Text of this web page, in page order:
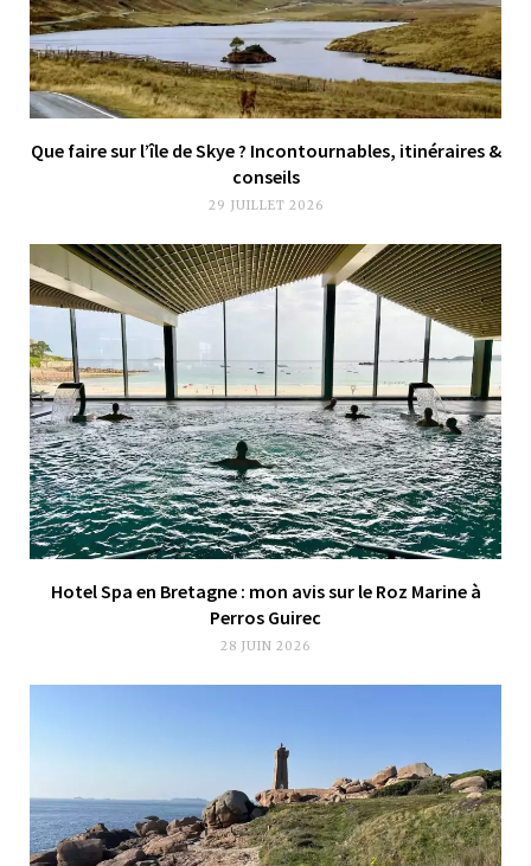
Que faire sur l’île de Skye ? Incontournables, itinéraires &
conseils
29 JUILLET 2026
Hotel Spa en Bretagne : mon avis sur le Roz Marine à
Perros Guirec
28 JUIN 2026